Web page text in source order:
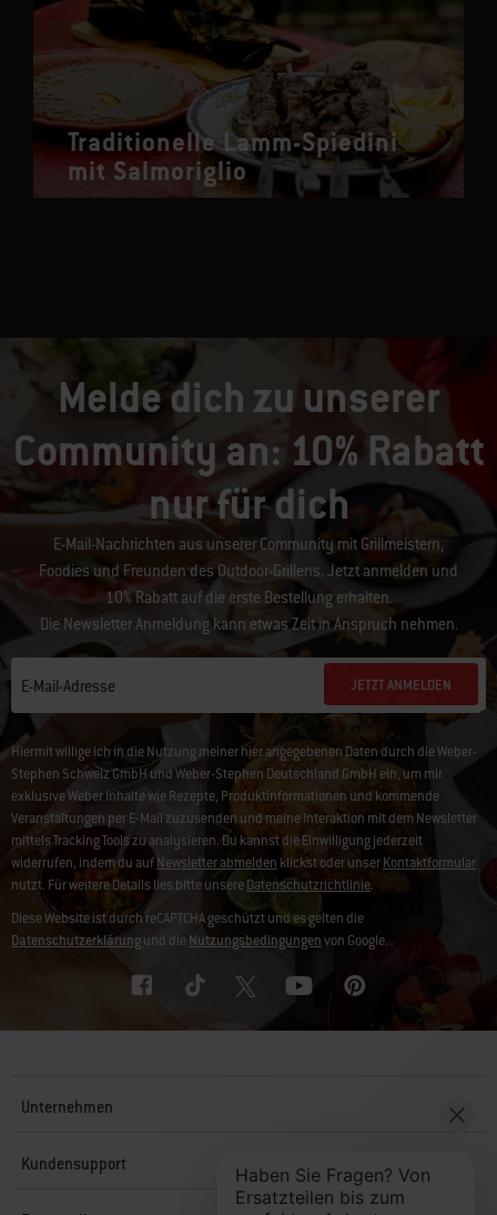
Traditionelle Lamm-Spiedini
mit Salmoriglio
Melde dich zu unserer
Community an: 10% Rabatt
nur für dich
E-Mail-Nachrichten aus unserer Community mit Grillmeistern,
Foodies und Freunden des Outdoor-Grillens. Jetzt anmelden und
10% Rabatt auf die erste Bestellung erhalten.
Die Newsletter Anmeldung kann etwas Zeit in Anspruch nehmen.
E-Mail-Adresse JETZT ANMELDEN
Hiermit willige ich in die Nutzung meiner hier angegebenen Daten durch die Weber-
Stephen Schweiz GmbH und Weber-Stephen Deutschland GmbH ein, um mir
exklusive Weber Inhalte wie Rezepte, Produktinformationen und kommende
Veranstaltungen per E-Mail zuzusenden und meine Interaktion mit dem Newsletter
mittels Tracking Tools zu analysieren. Du kannst die Einwilligung jederzeit
widerrufen, indem du aufNewsletter abmelden klickst oder unserKontaktformular
nutzt. Für weitere Details lies bitte unsereDatenschutzrichtlinie.
Diese Website ist durch reCAPTCHA geschützt und es gelten die
Datenschutzerklärungund dieNutzungsbedingungenvon Google.
Unternehmen
Kundensupport